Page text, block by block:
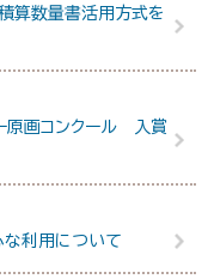
算数量書活用方式を
原画コンクール 入賞
な利用について